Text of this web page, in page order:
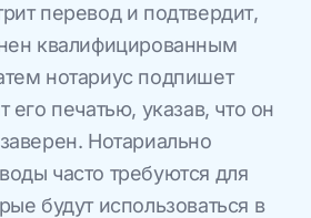
перевод и подтвердит,
квалифицированным
нотариус подпишет
его печатью, указав, что он
Нотариально
часто требуются для
будут использоваться в